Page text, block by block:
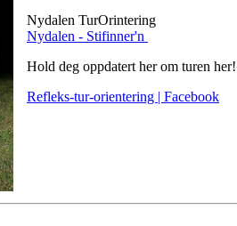
Nydalen TurOrintering
Nydalen - Stifinner'n
Hold deg oppdatert her om turen
Refleks-tur-orientering | Facebook